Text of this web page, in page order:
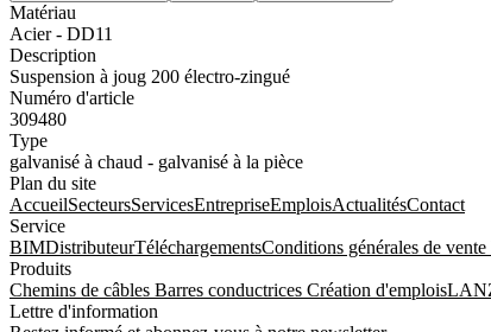
Matériau
Acier - DD11
Description
Suspension à joug 200 électro-zingué
Numéro d'article
309480
Type
galvanisé à chaud - galvanisé à la pièce
Plan du site
AccueilSecteursServicesEntrepriseEmploisActualitésContact
Service
BIMDistributeurTéléchargementsConditions générales de vente
Produits
Chemins de câbles Barres conductrices Création d'emplois
Lettre d'information